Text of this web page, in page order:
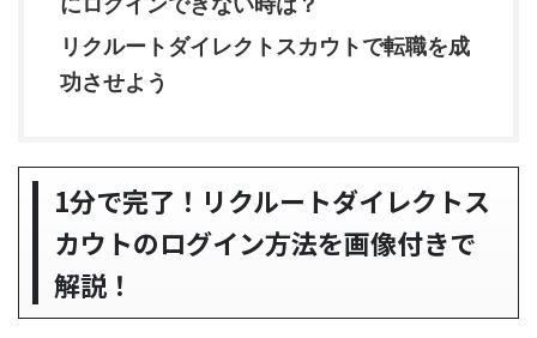
リクルートダイレクトスカウトで転職を成
功させよう
1分で完了！リクルートダイレクトス
カウトのログイン方法を画像付きで
解説！